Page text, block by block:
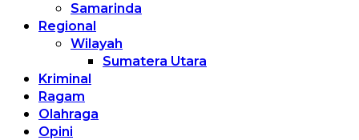
Samarinda
Regional
Wilayah
Sumatera Utara
Kriminal
Ragam
Olahraga
Opini